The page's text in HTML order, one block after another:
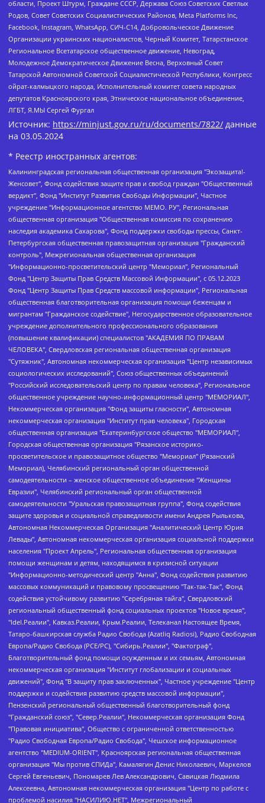
области, Проект Штурм, Граждане СССР, Держава Союз Советских Светлых
Родов, Совет Советских Социалистических Районов, Meta Platforms Inc,
Facebook, Instagram, WhatsApp, СИЧ-С14, Добровольческое Движение
Организации украинских националистов, Черный Комитет, Татарстанское
Региональное Всетатарское общественное движение, Невоград,
Молодежное Демократическое Движение Весна, Верховный Совет
Татарской Автономной Советской Социалистической Республики, Конгресс
ойрат-калмыцкого народа, Исполнительный комитет совета народных
депутатов Красноярского края, Этническое национальное объединение,
ЛГБТ, Я.МЫ Сергей Фургал
Источник: https://minjust.gov.ru/ru/documents/7822/ данные
на 03.05.2024
* Реестр иностранных агентов:
Калининградская региональная общественная организация "Экозащита!-Женсовет", Фонд содействия защите прав и свобод граждан "Общественный вердикт", Фонд "Институт Развития Свободы Информации", Частное учреждение "Информационное агентство МЕМО. РУ", Региональная общественная организация "Общественная комиссия по сохранению наследия академика Сахарова", Фонд поддержки свободы прессы, Санкт-Петербургская общественная правозащитная организация "Гражданский контроль", Межрегиональная общественная организация "Информационно-просветительский центр "Мемориал", Региональный Фонд "Центр Защиты Прав Средств Массовой Информации", с 05.12.2023 Фонд "Центр Защиты Прав Средств массовой информации", Региональная общественная благотворительная организация помощи беженцам и мигрантам "Гражданское содействие", Негосударственное образовательное учреждение дополнительного профессионального образования (повышение квалификации) специалистов "АКАДЕМИЯ ПО ПРАВАМ ЧЕЛОВЕКА", Свердловская региональная общественная организация "Сутяжник", Автономная некоммерческая организация "Центр независимых социологических исследований", Союз общественных объединений "Российский исследовательский центр по правам человека", Региональное общественное учреждение научно-информационный центр "МЕМОРИАЛ", Некоммерческая организация "Фонд защиты гласности", Автономная некоммерческая организация "Институт прав человека", Городская общественная организация "Екатеринбургское общество "МЕМОРИАЛ", Городская общественная организация "Рязанское историко-просветительское и правозащитное общество "Мемориал" (Рязанский Мемориал), Челябинский региональный орган общественной самодеятельности – женское общественное объединение "Женщины Евразии", Челябинский региональный орган общественной самодеятельности "Уральская правозащитная группа", Фонд содействия защите здоровья и социальной справедливости имени Андрея Рылькова, Автономная Некоммерческая Организация "Аналитический Центр Юрия Левады", Автономная некоммерческая организация социальной поддержки населения "Проект Апрель", Региональная общественная организация помощи женщинам и детям, находящимся в кризисной ситуации "Информационно-методический центр "Анна", Фонд содействия развитию массовых коммуникаций и правовому просвещению "Так-так-Так", Фонд содействия устойчивому развитию "Серебряная тайга", Свердловский региональный общественный фонд социальных проектов "Новое время", "Idel.Реалии", Кавказ.Реалии, Крым.Реалии, Телеканал Настоящее Время, Татаро-башкирская служба Радио Свобода (Azatliq Radiosi), Радио Свободная Европа/Радио Свобода (PCE/PC), "Сибирь.Реалии", "Фактограф", Благотворительный фонд помощи осужденным и их семьям, Автономная некоммерческая организация "Институт глобализации и социальных движений", Фонд "В защиту прав заключенных", Частное учреждение "Центр поддержки и содействия развитию средств массовой информации", Пензенский региональный общественный благотворительный фонд "Гражданский союз", "Север.Реалии", Некоммерческая организация Фонд "Правовая инициатива", Общество с ограниченной ответственностью "Радио Свободная Европа/Радио Свобода", Чешское информационное агентство "MEDIUM-ORIENT", Красноярская региональная общественная организация "Мы против СПИДа", Камалягин Денис Николаевич, Маркелов Сергей Евгеньевич, Пономарев Лев Александрович, Савицкая Людмила Алексеевна, Автономная некоммерческая организация "Центр по работе с проблемой насилия "НАСИЛИЮ.НЕТ", Межрегиональный профессиональный союз работников здравоохранения "Альянс врачей", Юридическое лицо, зарегистрированное в Латвийской Республике, SIA "Medusa Project" (регистрационный номер 40103797863, дата регистрации 10.06.2014), Некоммерческая организация "Фонд по борьбе с коррупцией", Автономная некоммерческая организация "Институт права и публичной политики", Баданин Роман Сергеевич, Гликин Максим Александрович, Железнова Мария Михайловна, Лукьянова Юлия Сергеевна, Маетная Елизавета Витальевна, Маняхин Петр Борисович, Чуракова Ольга Владимировна, Ярош Юлия Петровна, Юридическое лицо "The Insider SIA", зарегистрированное в Риге, Латвийская Республика (дата регистрации 26.06.2015), являющееся администратором доменного имени интернет-издания "The Insider SIA", https://theins.ru, Постернак Алексей Евгеньевич, Рубин Михаил Аркадьевич, Анин Роман Александрович, Юридическое лицо Istories fonds, зарегистрированное в Латвийской Республике (регистрационный номер 50008295751, дата регистрации 24.02.2020), Великовский Дмитрий Александрович, Долинина Ирина Николаевна, Мароховская Алеся Алексеевна, Шлейнов Роман Юрьевич, Шмагун Олеся Валентиновна, Общество с ограниченной ответственностью "Альтаир 2021", Общество с ограниченной ответственностью "Вега 2021", Общество с ограниченной ответственностью "Главный редактор 2021", Общество с ограниченной ответственностью "Ромашки монолит", Важенков Артем Валерьевич, Ивановская областная общественная организация "Центр гендерных исследований", Гурман Юрий Альбертович, Медиапроект "ОВД-Инфо", Егоров Владимир Владимирович, Жилинский Владимир Александрович, Общество с ограниченной ответственностью "ЗП", Иванова София Юрьевна, Карезина Инна Павловна, Кильтау Екатерина Викторовна, Петров Алексей Викторович, Пискунов Сергей Евгеньевич, Смирнов Сергей Сергеевич, Тихонов Михаил Сергеевич, Общество с ограниченной ответственностью "ЖУРНАЛИСТ-ИНОСТРАННЫЙ АГЕНТ", Арапова Галина Юрьевна, Вольтская Татьяна Анатольевна, Американская компания "Mason G.E.S. Anonymous Foundation" (США), являющаяся владельцем интернет-издания https://mnews.world/, Компания "Stichting Bellingcat", зарегистрированная в Нидерландах (дата регистрации 11.07.2018), Захаров Андрей Вячеславович, Клепиковская Екатерина Дмитриевна, Общество с ограниченной ответственностью "МЕМО", Перл Роман Александрович, Симонов Евгений Алексеевич, Соловьева Елена Анатольевна, Сотников Даниил Владимирович, Сурначева Елизавета Дмитриевна, Автономная некоммерческая организация по защите прав человека и информированию населения "Якутия – Наше Мнение", Общество с ограниченной ответственностью "Москоу диджитал медиа", с 26.01.2023 Общество с ограниченной ответственностью "Чайка Белые сады", Ветошкина Валерия Валерьевна, Заговора Максим Александрович, Межрегиональное общественное движение "Российская ЛГБТ - сеть", Оленичев Максим Владимирович, Павлов Иван Юрьевич, Скворцова Елена Сергеевна, Общество с ограниченной ответственностью "Как бы инагент", Кочетков Игорь Викторович, Общество с ограниченной ответственностью "Честные выборы", Еланчик Олег Александрович, Общество с ограниченной ответственностью "Нобелевский призыв", Гималова Регина Эмилевна, Григорьев Андрей Валерьевич, Григорьева Алина Александровна, Ассоциация по содействию защите прав призывников, альтернативнослужащих и военнослужащих "Правозащитная группа "Гражданин.Армия.Право", Хисамова Регина Фаритовна, Автономная некоммерческая организация по реализации социально-правовых программ "Лилит", Дальневосточное общественное движение "Маяк", Санкт-Петербургская ЛГБТ-инициативная группа "Выход", Инициативная группа ЛГБТ+ "Реверс", Алексеев Андрей Викторович, Бекбулатова Таисия Львовна, Беляев Иван Михайлович, Владыкина Елена Сергеевна, Гельман Марат Александрович, Никульшина Вероника Юрьевна, Толоконникова Надежда Андреевна, Шендерович Виктор Анатольевич, Общество с ограниченной ответственностью "Данное сообщение", Общество с ограниченной ответственностью Издательский дом "Новая глава", Айнбиндер Александра Александровна, Московский комьюнити-центр для ЛГБТ+инициатив, Благотворительный фонд развития филантропии, Deutsche Welle (Германия, Kurt-Schumacher-Strasse 3, 53113 Bonn), Борзунова Мария Михайловна, Воробьев Виктор Викторович, Голубева Анна Львовна, Константинова Алла Михайловна, Малкова Ирина Владимировна, Мурадов Мурад Абдулгалимович, Осетинская Елизавета Николаевна, Понасенков Евгений Николаевич, Ганапольский Матвей Юрьевич, Киселев Евгений Алексеевич, Борухович Ирина Григорьевна, Дремин Иван Тимофеевич, Дубровский Дмитрий Викторович, Красноярская региональная общественная организация поддержки и развития альтернативных образовательных технологий и межкультурных коммуникаций "ИНТЕРРА", Маяковская Екатерина Алексеевна, Фейгин Марк Захарович, Филимонов Андрей Викторович, Дзугкоева Регина Николаевна, Доброхотов Роман Александрович, Дудь Юрий Александрович, Елкин Сергей Владимирович, Кругликов Кирилл Игоревич, Сабунаева Мария Леонидовна, Семенов Алексей Владимирович, Шаинян Карен Багратович, Шульман Екатерина Михайловна, Асафьев Артур Валерьевич, Вахштайн Виктор Семенович, Венедиктов Алексей Алексеевич, Лушникова Екатерина Евгеньевна, Волков Леонид Михайлович, Невзоров Александр Глебович, Пархоменко Сергей Борисович, Сироткин Ярослав Николаевич, Кара-Мурза Владимир Владимирович, Баранова Наталья Владимировна, Гозман Леонид Яковлевич, Кагарлицкий Борис Юльевич, Климарев Михаил Валерьевич, Милов Владимир Станиславович, Автономная некоммерческая организация Краснодарский центр современного искусства "Типография", Моргенштерн Алишер Тагирович, Соболь Любовь Эдуардовна, Общество с ограниченной ответственностью "ЛИЗА НОРМ", Каспаров Гарри Кимович, Ходорковский Михаил Борисович, Общество с ограниченной ответственностью "Апрельские тезисы", Данилович Ирина Брониславовна, Кашин Олег Владимирович, Петров Николай Владимирович, Пивоваров Алексей Владимирович, Соколов Михаил Владимирович, Цветкова Юлия Владимировна, Чичваркин Евгений Александрович, Комитет против пыток/Команда против пыток, Общество с ограниченной ответственностью "Первый научный", Общество с ограниченной ответственностью "Вертолет и ко", Белоцерковская Вероника Борисовна, Кац Максим Евгеньевич, Лазарева Татьяна Юрьевна, Шаведдинов Руслан Табризович, Яшин Илья Валерьевич, Общество с ограниченной ответственностью "Иноагент ААВ", Алешковский Дмитрий Петрович, Альбац Евгения Марковна, Быков Дмитрий Львович, Галямина Юлия Евгеньевна, Лойко Сергей Леонидович, Мартынов Кирилл Константинович, Медведев Сергей Александрович, Крашенинников Федор Геннадиевич, Гордеева Катерина Вл